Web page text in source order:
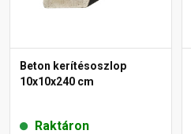
Beton kerítésoszlop
10x10x240 cm
Raktáron